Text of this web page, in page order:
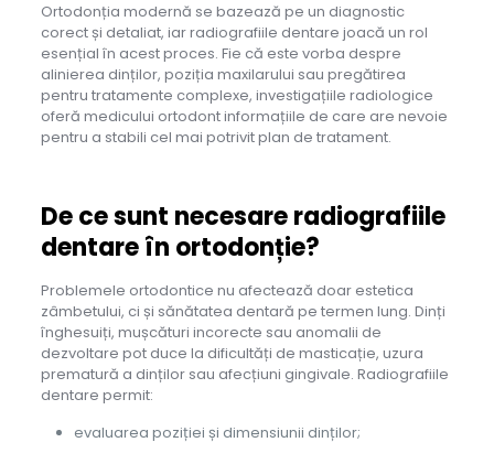
Ortodonția modernă se bazează pe un diagnostic
corect și detaliat, iar radiografiile dentare joacă un rol
esențial în acest proces. Fie că este vorba despre
alinierea dinților, poziția maxilarului sau pregătirea
pentru tratamente complexe, investigațiile radiologice
oferă medicului ortodont informațiile de care are nevoie
pentru a stabili cel mai potrivit plan de tratament.
De ce sunt necesare radiografiile
dentare în ortodonție?
Problemele ortodontice nu afectează doar estetica
zâmbetului, ci și sănătatea dentară pe termen lung. Dinți
înghesuiți, mușcături incorecte sau anomalii de
dezvoltare pot duce la dificultăți de masticație, uzura
prematură a dinților sau afecțiuni gingivale. Radiografiile
dentare permit:
evaluarea poziției și dimensiunii dinților;